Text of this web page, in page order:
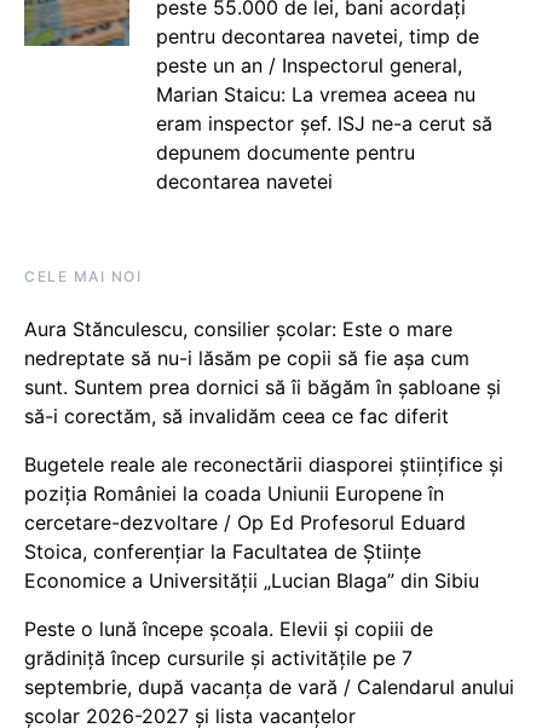
peste 55.000 de lei, bani acordați
pentru decontarea navetei, timp de
peste un an / Inspectorul general,
Marian Staicu: La vremea aceea nu
eram inspector șef. ISJ ne-a cerut să
depunem documente pentru
decontarea navetei
CELE MAI NOI
Aura Stănculescu, consilier școlar: Este o mare
nedreptate să nu-i lăsăm pe copii să fie așa cum
sunt. Suntem prea dornici să îi băgăm în șabloane și
să-i corectăm, să invalidăm ceea ce fac diferit
Bugetele reale ale reconectării diasporei științifice și
poziția României la coada Uniunii Europene în
cercetare-dezvoltare / Op Ed Profesorul Eduard
Stoica, conferențiar la Facultatea de Științe
Economice a Universității „Lucian Blaga” din Sibiu
Peste o lună începe școala. Elevii și copiii de
grădiniță încep cursurile și activitățile pe 7
septembrie, după vacanța de vară / Calendarul anului
școlar 2026-2027 și lista vacanțelor